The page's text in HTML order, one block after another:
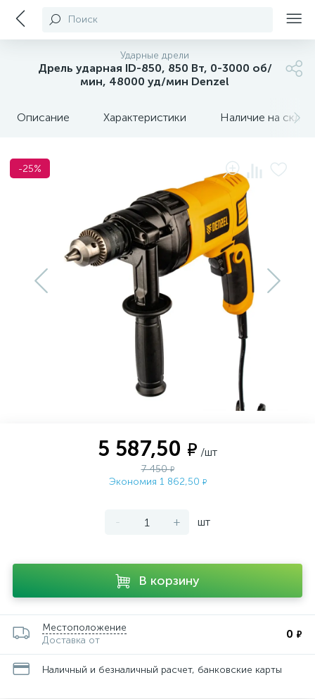
Поиск
Ударные дрели
Дрель ударная ID-850, 850 Вт, 0-3000 об/
мин, 48000 уд/мин Denzel
Описание Характеристики Наличие на
-25%
5 587,50 ₽ /шт
7 450₽
Экономия 1 862,50 ₽
- + шт
В корзину
Местоположение
Доставка от
0 ₽
Наличный и безналичный расчет, банковские карты